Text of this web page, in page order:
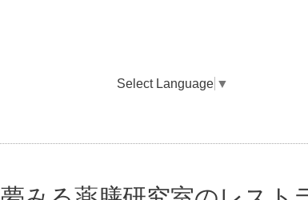
Select Language ▼